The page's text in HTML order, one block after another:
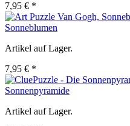
7,95 € *
Sonneblumen
Artikel auf Lager.
7,95 € *
Sonnenpyramide
Artikel auf Lager.